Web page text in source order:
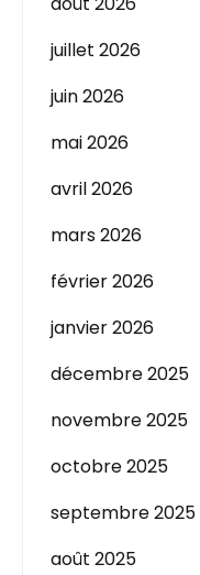
juillet 2026
juin 2026
mai 2026
avril 2026
mars 2026
février 2026
janvier 2026
décembre 2025
novembre 2025
octobre 2025
septembre 2025
août 2025